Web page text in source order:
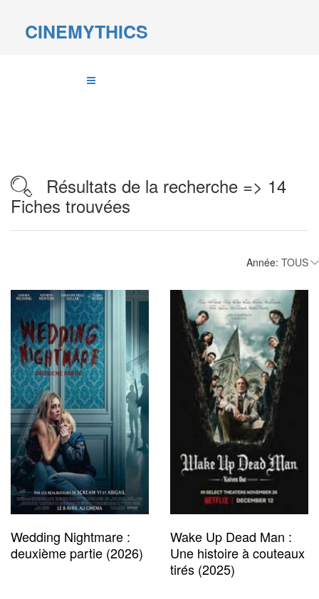
CINEMYTHICS
Résultats de la recherche => 14
Fiches trouvées
Année:
Wedding Nightmare :
deuxième partie (2026)
Wake Up Dead Man :
Une histoire à couteaux
tirés (2025)